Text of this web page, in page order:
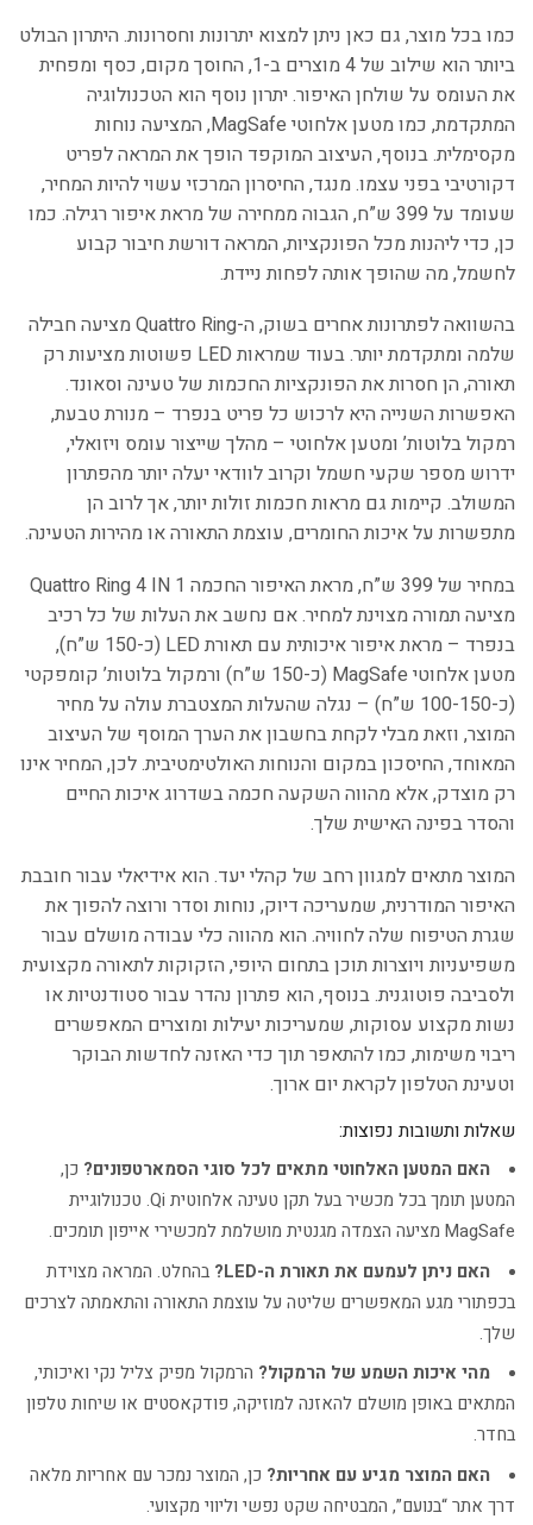
כמו בכל מוצר, גם כאן ניתן למצוא יתרונות וחסרונות. היתרון הבולט
ביותר הוא שילוב של 4 מוצרים ב-1, החוסך מקום, כסף ומפחית
את העומס על שולחן האיפור. יתרון נוסף הוא הטכנולוגיה
המתקדמת, כמו מטען אלחוטי MagSafe, המציעה נוחות
מקסימלית. בנוסף, העיצוב המוקפד הופך את המראה לפריט
דקורטיבי בפני עצמו. מנגד, החיסרון המרכזי עשוי להיות המחיר,
שעומד על 399 ש”ח, הגבוה ממחירה של מראת איפור רגילה. כמו
כן, כדי ליהנות מכל הפונקציות, המראה דורשת חיבור קבוע
לחשמל, מה שהופך אותה לפחות ניידת.
בהשוואה לפתרונות אחרים בשוק, ה-Quattro Ring מציעה חבילה
שלמה ומתקדמת יותר. בעוד שמראות LED פשוטות מציעות רק
תאורה, הן חסרות את הפונקציות החכמות של טעינה וסאונד.
האפשרות השנייה היא לרכוש כל פריט בנפרד – מנורת טבעת,
רמקול בלוטות’ ומטען אלחוטי – מהלך שייצור עומס ויזואלי,
ידרוש מספר שקעי חשמל וקרוב לוודאי יעלה יותר מהפתרון
המשולב. קיימות גם מראות חכמות זולות יותר, אך לרוב הן
מתפשרות על איכות החומרים, עוצמת התאורה או מהירות הטעינה.
במחיר של 399 ש”ח, מראת האיפור החכמה Quattro Ring 4 IN 1
מציעה תמורה מצוינת למחיר. אם נחשב את העלות של כל רכיב
בנפרד – מראת איפור איכותית עם תאורת LED (כ-150 ש”ח),
מטען אלחוטי MagSafe (כ-150 ש”ח) ורמקול בלוטות’ קומפקטי
(כ-100-150 ש”ח) – נגלה שהעלות המצטברת עולה על מחיר
המוצר, וזאת מבלי לקחת בחשבון את הערך המוסף של העיצוב
המאוחד, החיסכון במקום והנוחות האולטימטיבית. לכן, המחיר אינו
רק מוצדק, אלא מהווה השקעה חכמה בשדרוג איכות החיים
והסדר בפינה האישית שלך.
המוצר מתאים למגוון רחב של קהלי יעד. הוא אידיאלי עבור חובבת
האיפור המודרנית, שמעריכה דיוק, נוחות וסדר ורוצה להפוך את
שגרת הטיפוח שלה לחוויה. הוא מהווה כלי עבודה מושלם עבור
משפיעניות ויוצרות תוכן בתחום היופי, הזקוקות לתאורה מקצועית
ולסביבה פוטוגנית. בנוסף, הוא פתרון נהדר עבור סטודנטיות או
נשות מקצוע עסוקות, שמעריכות יעילות ומוצרים המאפשרים
ריבוי משימות, כמו להתאפר תוך כדי האזנה לחדשות הבוקר
וטעינת הטלפון לקראת יום ארוך.
שאלות ותשובות נפוצות:
האם המטען האלחוטי מתאים לכל סוגי הסמארטפונים? כן,
המטען תומך בכל מכשיר בעל תקן טעינה אלחוטית Qi. טכנולוגיית
MagSafe מציעה הצמדה מגנטית מושלמת למכשירי אייפון תומכים.
האם ניתן לעמעם את תאורת ה-LED?
בהחלט. המראה מצוידת
בכפתורי מגע המאפשרים שליטה על עוצמת התאורה והתאמתה לצרכים
שלך.
מהי איכות השמע של הרמקול? הרמקול מפיק צליל נקי ואיכותי,
המתאים באופן מושלם להאזנה למוזיקה, פודקאסטים או שיחות טלפון
בחדר.
האם המוצר מגיע עם אחריות? כן, המוצר נמכר עם אחריות מלאה
דרך אתר “בנועם”, המבטיחה שקט נפשי וליווי מקצועי.